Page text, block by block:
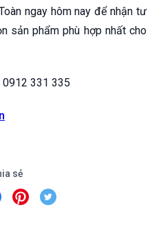
ngay hôm nay để nhận tư
sản phẩm phù hợp nhất cho
331 335
sẻ